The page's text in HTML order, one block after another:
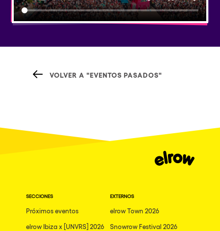
VOLVER A "EVENTOS PASADOS"
SECCIONES
Próximos eventos
elrow Ibiza x [UNVRS] 2026
EXTERNOS
elrow Town 2026
Snowrow Festival 2026